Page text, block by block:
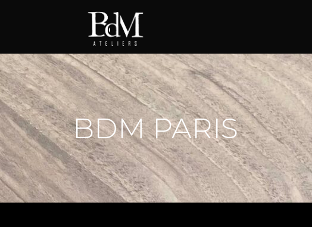
BDM PARIS